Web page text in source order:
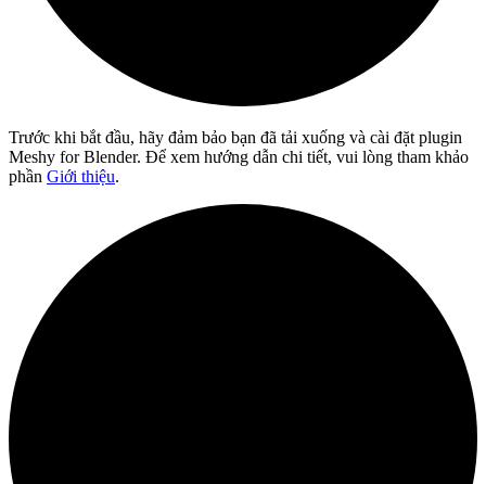
Trước khi bắt đầu, hãy đảm bảo bạn đã tải xuống và cài đặt plugin
Meshy for Blender. Để xem hướng dẫn chi tiết, vui lòng tham khảo
phần Giới thiệu.